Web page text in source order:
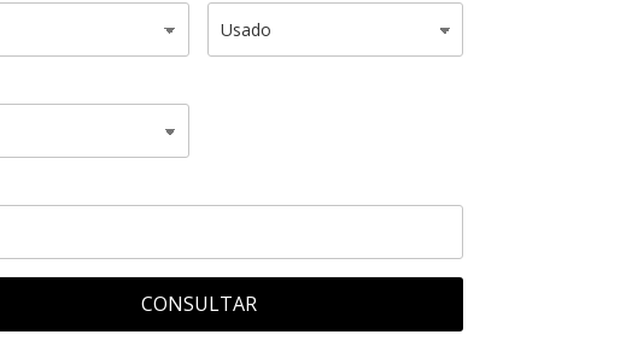
CONSULTAR